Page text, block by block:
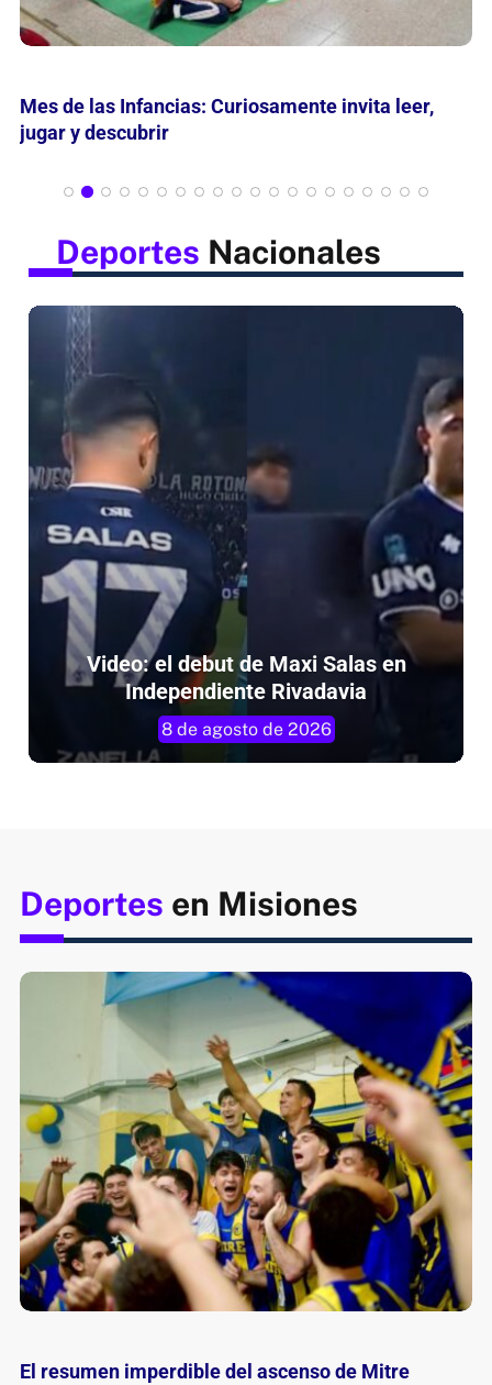
María Nathan reflexiona en grabados sobre
“Momentos en la Historia de la Belleza”
Deportes Nacionales
Video: el debut de Maxi Salas en
Independiente Rivadavia
8 de agosto de 2026
Deportes en Misiones
Mitre más vivo que nunca: ganó y quedó a un paso